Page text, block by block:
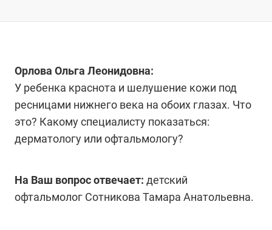
Орлова Ольга Леонидовна:
У ребенка краснота и шелушение кожи под
ресницами нижнего века на обоих глазах. Что
это? Какому специалисту показаться:
дерматологу или офтальмологу?
На Ваш вопрос отвечает: детский
офтальмолог Сотникова Тамара Анатольевна.